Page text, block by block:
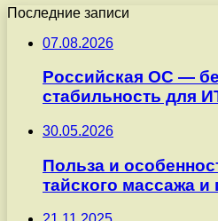
Последние записи
07.08.2026
Российская ОС —
стабильность для
30.05.2026
Польза и
тайского массажа